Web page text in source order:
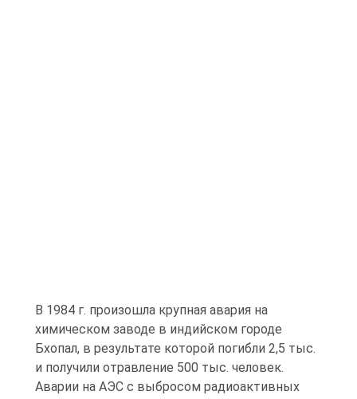
В 1984 г. произошла крупная авария на
химическом заводе в индийском городе
Бхопал, в результате которой погибли 2,5 тыс.
и получили отравление 500 тыс. человек.
Аварии на АЭС с выбросом радиоактивных